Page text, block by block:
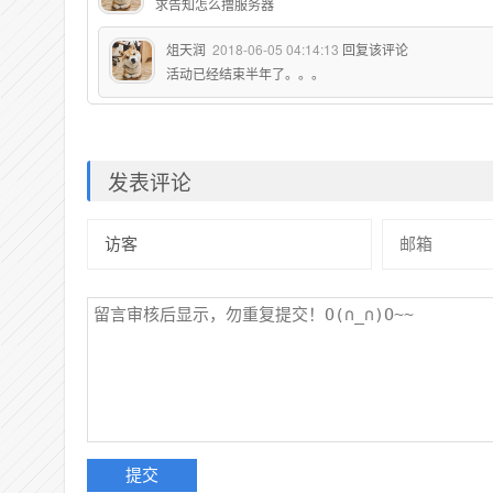
求告知怎么撸服务器
俎天润 2018-06-05 04:14:13 回复该评论
活动已经结束半年了。。。
发表评论